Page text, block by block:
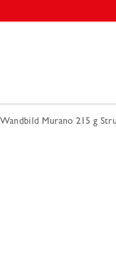
Wandbild Murano 215 g